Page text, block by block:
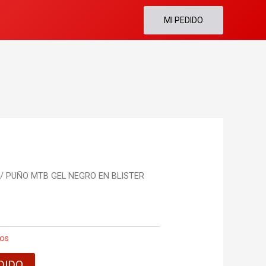
MI PEDIDO
PUÑO MTB GEL NEGRO EN BLISTER